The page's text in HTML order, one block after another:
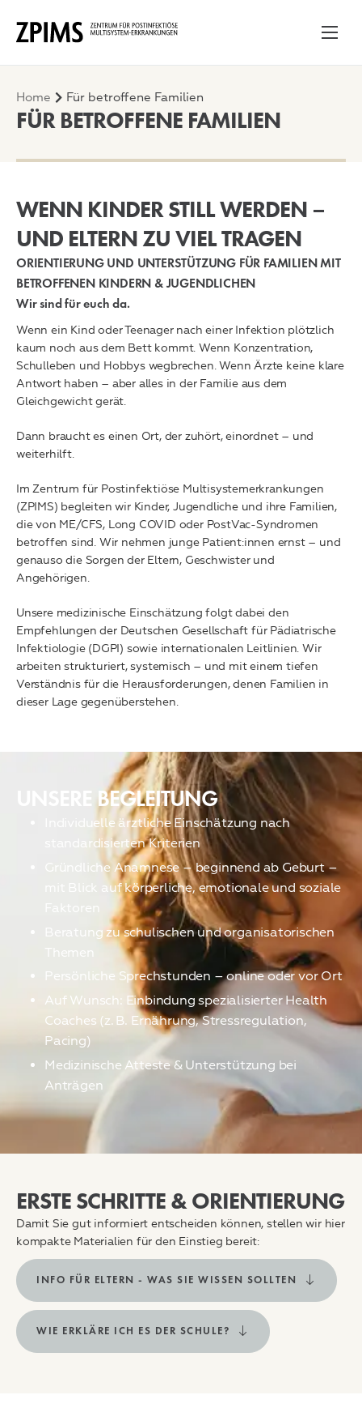
Unser Ansatz
Ablauf & Programme
Für betroffene Familien
Kontakt
Deutsch
Home Für betroffene Familien
FÜR BETROFFENE FAMILIEN
WENN KINDER STILL WERDEN –
UND ELTERN ZU VIEL TRAGEN
ORIENTIERUNG UND UNTERSTÜTZUNG FÜR FAMILIEN MIT
BETROFFENEN KINDERN & JUGENDLICHEN
Wir sind für euch da.
Wenn ein Kind oder Teenager nach einer Infektion plötzlich
kaum noch aus dem Bett kommt. Wenn Konzentration,
Schulleben und Hobbys wegbrechen. Wenn Ärzte keine klare
Antwort haben – aber alles in der Familie aus dem
Gleichgewicht gerät.​
Dann braucht es einen Ort, der zuhört, einordnet – und
weiterhilft.​
Im Zentrum für Postinfektiöse Multisystemerkrankungen
(ZPIMS) begleiten wir Kinder, Jugendliche und ihre Familien,
die von ME/CFS, Long COVID oder PostVac-Syndromen
betroffen sind. Wir nehmen junge Patient:innen ernst – und
genauso die Sorgen der Eltern, Geschwister und
Angehörigen.
Unsere medizinische Einschätzung folgt dabei den
Empfehlungen der Deutschen Gesellschaft für Pädiatrische
Infektiologie (DGPI) sowie internationalen Leitlinien. Wir
arbeiten strukturiert, systemisch – und mit einem tiefen
Verständnis für die Herausforderungen, denen Familien in
dieser Lage gegenüberstehen.
UNSERE BEGLEITUNG
Individuelle ärztliche Einschätzung nach
standardisierten Kriterien
Gründliche Anamnese – beginnend ab Geburt –
mit Blick auf körperliche, emotionale und soziale
Faktoren
Beratung zu schulischen und organisatorischen
Themen
Persönliche Sprechstunden – online oder vor Ort
Auf Wunsch: Einbindung spezialisierter Health
Coaches (z. B. Ernährung, Stressregulation,
Pacing)
Medizinische Atteste & Unterstützung bei
Anträgen
ERSTE SCHRITTE & ORIENTIERUNG
Damit Sie gut informiert entscheiden können, stellen wir hier
kompakte Materialien für den Einstieg bereit:
INFO FÜR ELTERN - WAS SIE WISSEN SOLLTEN
WIE ERKLÄRE ICH ES DER SCHULE?